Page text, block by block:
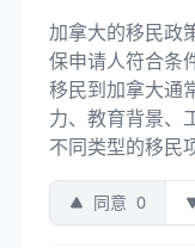
加拿大的移民政
保申请人符合条
移民到加拿大通
力、教育背景、
不同类型的移民
同意 0